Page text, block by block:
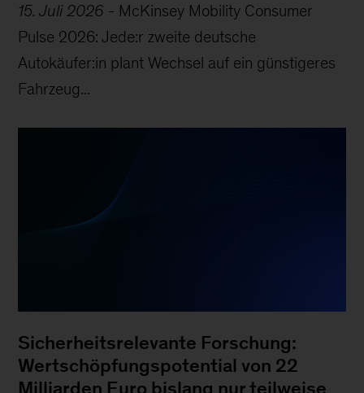
15. Juli 2026 - McKinsey Mobility Consumer
Pulse 2026: Jede:r zweite deutsche
Autokäufer:in plant Wechsel auf ein günstigeres
Fahrzeug...
Sicherheitsrelevante Forschung:
Wertschöpfungspotential von 22
Milliarden Euro bislang nur teilweise